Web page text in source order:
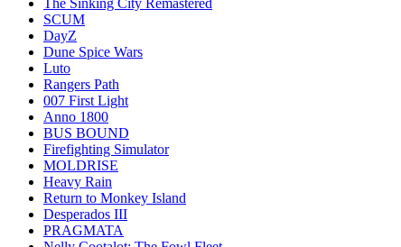
SCUM
DayZ
Dune Spice Wars
Luto
Rangers Path
007 First Light
Anno 1800
BUS BOUND
Firefighting Simulator
MOLDRISE
Heavy Rain
Return to Monkey Island
Desperados III
PRAGMATA